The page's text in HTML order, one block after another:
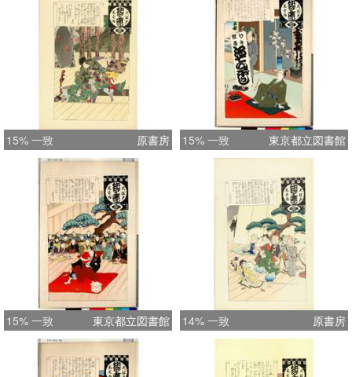
15% 一致 原書房 15% 一致 東京都立図書館
15% 一致 東京都立図書館 14% 一致 原書房